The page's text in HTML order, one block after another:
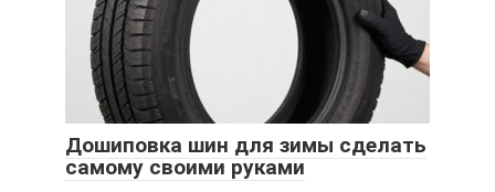
Дошиповка шин для зимы сделать
самому своими руками